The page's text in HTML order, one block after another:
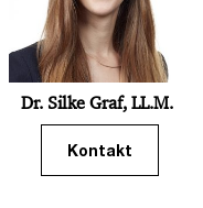
Dr. Silke Graf, LL.M.
Kontakt